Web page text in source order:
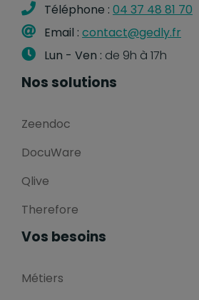
Téléphone : 04 37 48 81 70
Email : contact@gedly.fr
Lun - Ven : de 9h à 17h
Nos solutions
Zeendoc
DocuWare
Qlive
Therefore
Vos besoins
Métiers